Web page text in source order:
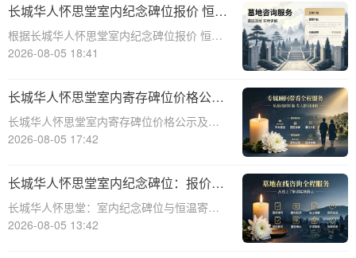
长城华人怀思堂室内纪念碑位报价 恒温
寄存配套同步减免详解
根据长城华人怀思堂室内纪念碑位报价 恒温
寄存配套同步减免详解☎ 华人怀思堂电
的加快和城市化进程的加速，人们对身后事
的安排也提出了更高的要求。长城华
2026-08-05 18:41
长城华人怀思堂室内寄存碑位价格公示
签约立减配套礼包详解
长城华人怀思堂室内寄存碑位价格公示及签
约立减配套礼包详解☎ 华人怀思堂电话:400-
加快，对于灵堂、纪念馆等场所的寄存需求
日益增长。长城华人怀思堂作为一
2026-08-05 17:42
长城华人怀思堂室内纪念碑位：报价透
明，恒温寄存享减免
长城华人怀思堂：室内纪念碑位与恒温寄存
服务，为您带来更优质的殡葬体验☎ 华人怀
2026-08-05 13:42